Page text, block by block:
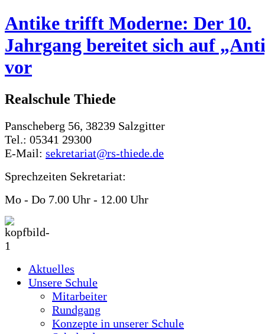
Antike trifft Moderne: Der 10.
Jahrgang bereitet sich auf
vor
Realschule Thiede
Panscheberg 56, 38239 Salzgitter
Tel.: 05341 29300
E-Mail: sekretariat@rs-thiede.de
Sprechzeiten Sekretariat:
Mo - Do 7.00 Uhr - 12.00 Uhr
Aktuelles
Unsere Schule
Mitarbeiter
Rundgang
Konzepte in unserer Schule